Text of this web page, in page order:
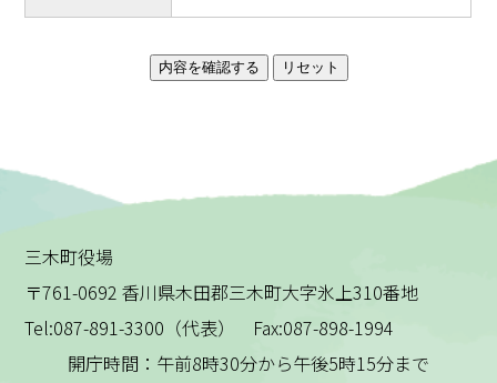
三木町役場
〒761-0692 香川県木田郡三木町大字氷上310番地
Tel:087-891-3300（代表） Fax:087-898-1994
開庁時間：午前8時30分から午後5時15分まで